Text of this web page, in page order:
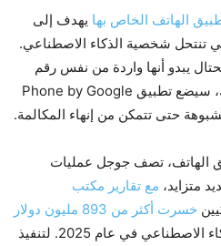
الهاتف الخاص بها يهدف إلى
تنتحل شخصية الذكاء الاصطناعي.
يبدو أنها واردة من نفس رقم
إحدى جهات الاتصال الخاصة بك، سيضع تطبيق Phone by Google
حتى تتمكن من إنهاء المكالمة.
الهاتف، تصف جوجل عمليات
متزايد، مع تقارير مكتب
خسرت أكثر من 893 مليون دولار
لعمليات الاحتيال باستخدام الذكاء الاصطناعي في عام 2025. لتنفيذ